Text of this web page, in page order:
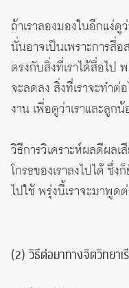
ถ้าเราลองมองในอีกแง่
นั่นอาจเป็นเพราะการสื่
ตรงกับสิ่งที่เราได้สื่อไป
จะลดลง สิ่งที่เราจะทำต่
งาน เพื่อดูว่าเราและลูก
วิธีการวิเคราะห์ผลดีผล
โกรธของเราลงไปได้ ซึ่ง
ไปใช้ พรุ่งนี้เราจะมาพูด
(2) วิธีต่อมาทางจิตวิทยาเ